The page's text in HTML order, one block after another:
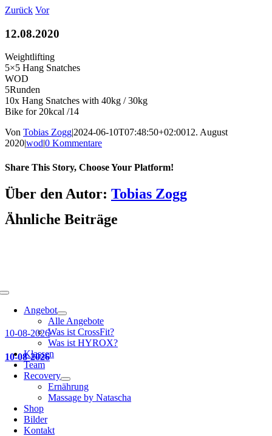
Zum
springen
Toggle
NavigationAngebot
Alle Angebote
Was ist CrossFit?
Was ist HYROX?
Klassen
Team
Recovery
Ernährung
Massage by Natascha
Shop
Bilder
Kontakt
Zurück Vor
12.08.2020
Weightlifting
5×5 Hang Snatches
WOD
5Runden
10x Hang Snatches with 40kg / 30kg
Bike for 20kcal /14
Von Tobias Zogg|2024-06-10T07:48:50+02:0012. August
2020|wod|0 Kommentare
Share This Story, Choose Your Platform!
Facebook
LinkedIn
WhatsApp
Telegram
Tumblr
Pinterest
Vk
Xing
E-
Mail
Über den Autor: Tobias Zogg
Ähnliche Beiträge
10-08-2026
10-08-2026